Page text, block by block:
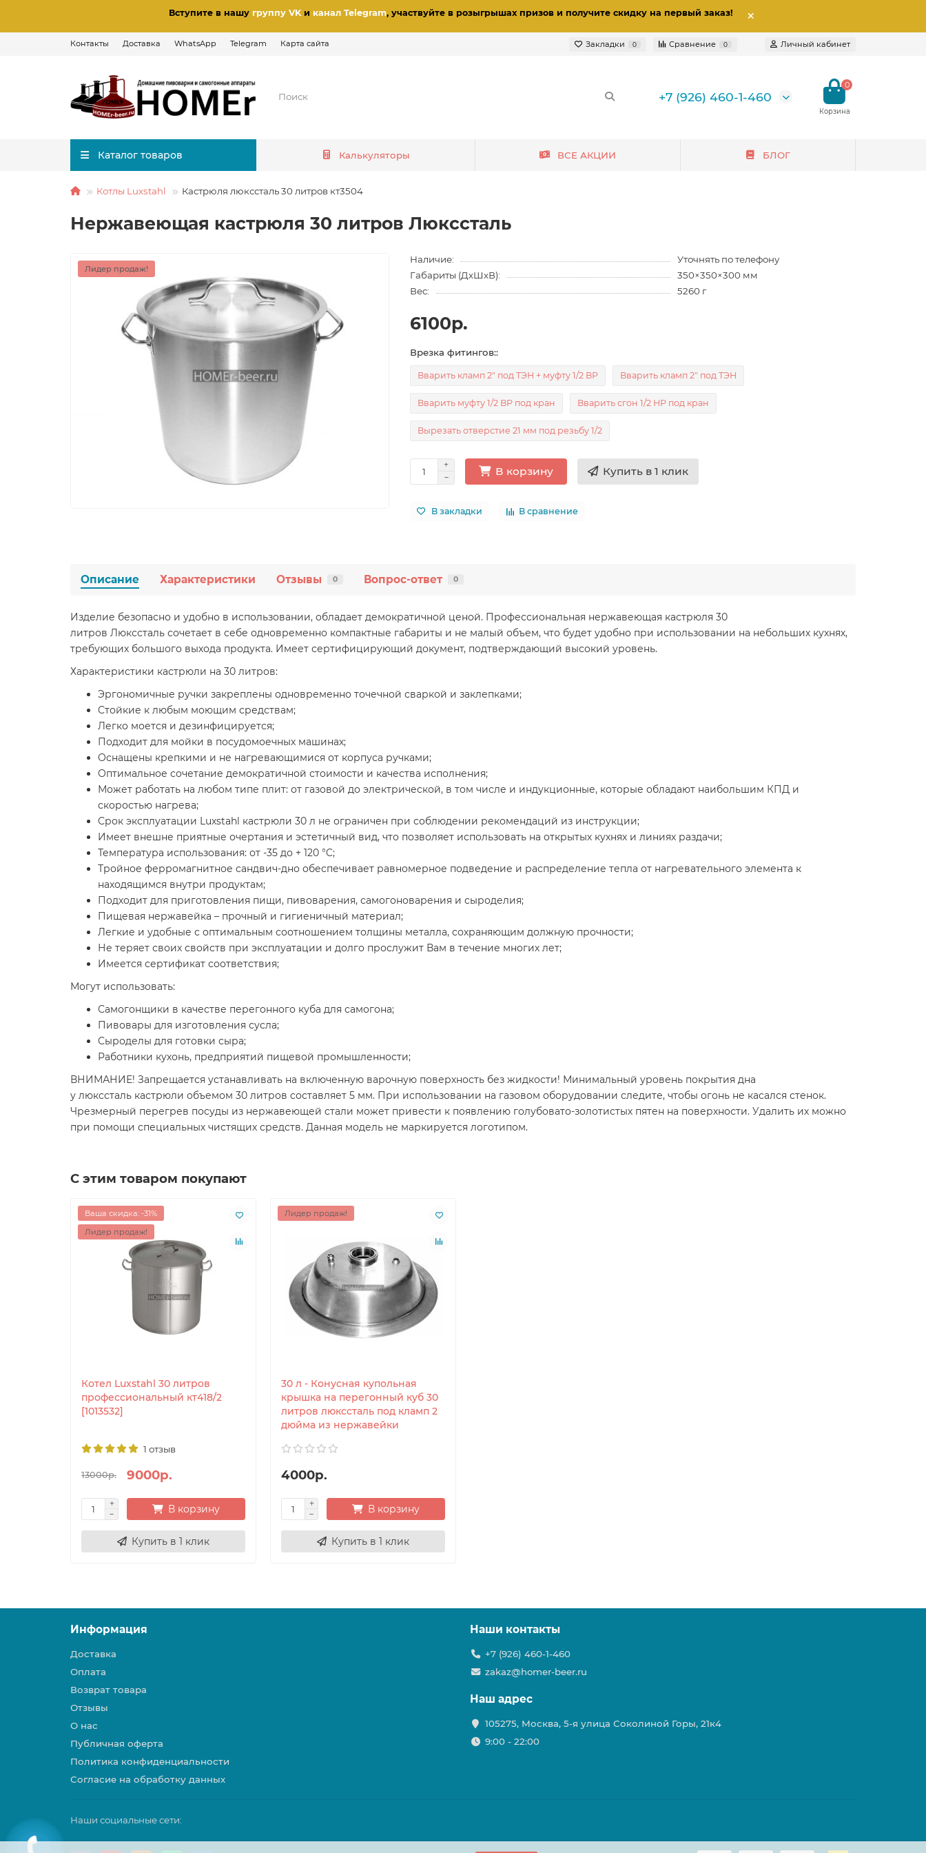
Вступите в нашу группу VKи канал Telegram, участвуйте в розыгрышах призов и получите скидку на первый заказ!
Контакты Доставка WhatsApp Telegram Карта сайта Закладки 0 Сравнение 0 Личный кабинет
+7 (926) 460-1-460
0
Каталог товаров Калькуляторы ВСЕ АКЦИИ БЛОГ
Котлы Luxstahl Кастрюля люкссталь 30 литров кт3504
Нержавеющая кастрюля 30 литров Люкссталь
Лидер продаж!
Наличие:
Уточнять по телефону
Габариты (ДхШхВ):
350×350×300 мм
Вес:
5260 г
6100р.
Врезка фитингов::
Вварить кламп 2" под ТЭН + муфту 1/2 ВР Вварить кламп 2" под ТЭН
Вварить муфту 1/2 ВР под кран Вварить сгон 1/2 НР под кран
Вырезать отверстие 21 мм под резьбу 1/2
В корзину Купить в 1 клик
В закладки В сравнение
Описание Характеристики Отзывы 0 Вопрос-ответ 0
Изделие безопасно и удобно в использовании, обладает демократичной ценой. Профессиональная нержавеющая кастрюля 30
литров Люкссталь сочетает в себе одновременно компактные габариты и не малый объем, что будет удобно при использовании на небольших кухнях,
требующих большого выхода продукта. Имеет сертифицирующий документ, подтверждающий высокий уровень.
Характеристики кастрюли на 30 литров:
Эргономичные ручки закреплены одновременно точечной сваркой и заклепками;
Стойкие к любым моющим средствам;
Легко моется и дезинфицируется;
Подходит для мойки в посудомоечных машинах;
Оснащены крепкими и не нагревающимися от корпуса ручками;
Оптимальное сочетание демократичной стоимости и качества исполнения;
Может работать на любом типе плит: от газовой до электрической, в том числе и индукционные, которые обладают наибольшим КПД и
скоростью нагрева;
Срок эксплуатации Luxstahl кастрюли 30 л не ограничен при соблюдении рекомендаций из инструкции;
Имеет внешне приятные очертания и эстетичный вид, что позволяет использовать на открытых кухнях и линиях раздачи;
Температура использования: от -35 до + 120 °C;
Тройное ферромагнитное сандвич-дно обеспечивает равномерное подведение и распределение тепла от нагревательного элемента к
находящимся внутри продуктам;
Подходит для приготовления пищи, пивоварения, самогоноварения и сыроделия;
Пищевая нержавейка – прочный и гигиеничный материал;
Легкие и удобные с оптимальным соотношением толщины металла, сохраняющим должную прочности;
Не теряет своих свойств при эксплуатации и долго прослужит Вам в течение многих лет;
Имеется сертификат соответствия;
Могут использовать:
Самогонщики в качестве перегонного куба для самогона;
Пивовары для изготовления сусла;
Сыроделы для готовки сыра;
Работники кухонь, предприятий пищевой промышленности;
ВНИМАНИЕ! Запрещается устанавливать на включенную варочную поверхность без жидкости! Минимальный уровень покрытия дна
у люкссталь кастрюли объемом 30 литров составляет 5 мм. При использовании на газовом оборудовании следите, чтобы огонь не касался стенок.
Чрезмерный перегрев посуды из нержавеющей стали может привести к появлению голубовато-золотистых пятен на поверхности. Удалить их можно
при помощи специальных чистящих средств. Данная модель не маркируется логотипом.
С этим товаром покупают
Ваша скидка: -31%
Лидер продаж!
Котел Luxstahl 30 литров
профессиональный кт418/2
[1013532]
1 отзыв
13000р. 9000р.
В корзину
Купить в 1 клик
Лидер продаж!
30 л - Конусная купольная
крышка на перегонный куб 30
литров люкссталь под кламп 2
дюйма из нержавейки
4000р.
В корзину
Купить в 1 клик
Информация
Доставка
Оплата
Возврат товара
Отзывы
О нас
Публичная оферта
Политика конфиденциальности
Согласие на обработку данных
Наши контакты
+7 (926) 460-1-460
zakaz@homer-beer.ru
Наш адрес
105275, Москва, 5-я улица Соколиной Горы, 21к4
9:00 - 22:00
Наши социальные сети: